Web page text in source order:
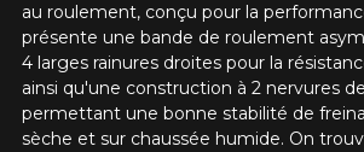
au roulement, conçu pour la
présente une bande de roulement
4 larges rainures droites pour la
ainsi qu'une construction à 2 nervures
permettant une bonne stabilité de
sèche et sur chaussée humide. On
Marque
Modèle